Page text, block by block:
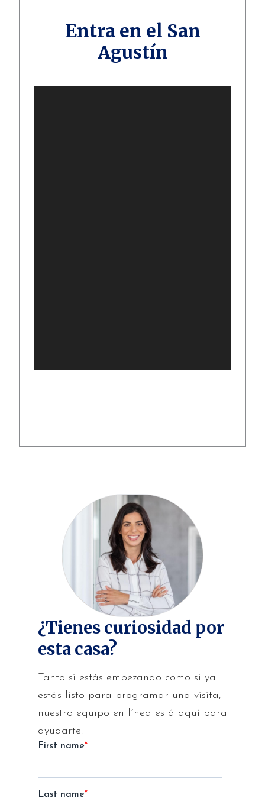
Entra en el San
Agustín
¿Tienes curiosidad por
esta casa?
Tanto si estás empezando como si ya
estás listo para programar una visita,
nuestro equipo en línea está aquí para
ayudarte.